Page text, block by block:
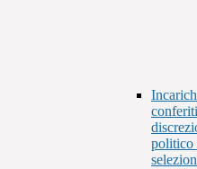
politico